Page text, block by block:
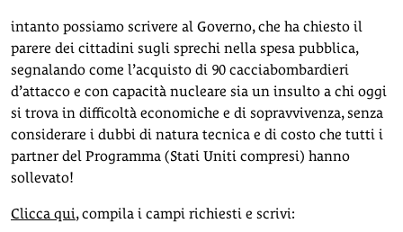
intanto possiamo scrivere al Governo, che ha chiesto il
parere dei cittadini sugli sprechi nella spesa pubblica,
segnalando come l’acquisto di 90 cacciabombardieri
d’attacco e con capacità nucleare sia un insulto a chi oggi
si trova in difficoltà economiche e di sopravvivenza, senza
considerare i dubbi di natura tecnica e di costo che tutti i
partner del Programma (Stati Uniti compresi) hanno
sollevato!
Clicca qui, compila i campi richiesti e scrivi: